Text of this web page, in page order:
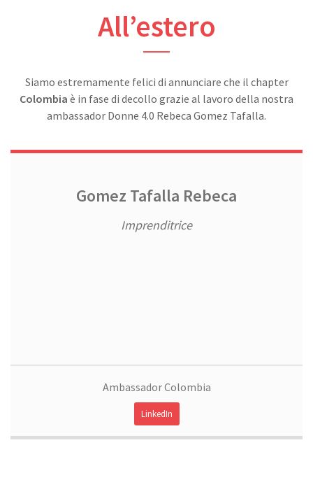
All’estero
Siamo estremamente felici di annunciare che il chapter
Colombia è in fase di decollo grazie al lavoro della nostra
ambassador Donne 4.0 Rebeca Gomez Tafalla.
Gomez Tafalla Rebeca
Imprenditrice
Ambassador Colombia
LinkedIn